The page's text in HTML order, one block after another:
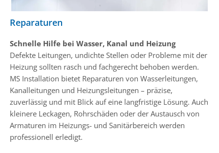
Reparaturen
Schnelle Hilfe bei Wasser, Kanal und Heizung
Defekte Leitungen, undichte Stellen oder Probleme mit der
Heizung sollten rasch und fachgerecht behoben werden.
MS Installation bietet Reparaturen von Wasserleitungen,
Kanalleitungen und Heizungsleitungen – präzise,
zuverlässig und mit Blick auf eine langfristige Lösung. Auch
kleinere Leckagen, Rohrschäden oder der Austausch von
Armaturen im Heizungs- und Sanitärbereich werden
professionell erledigt.